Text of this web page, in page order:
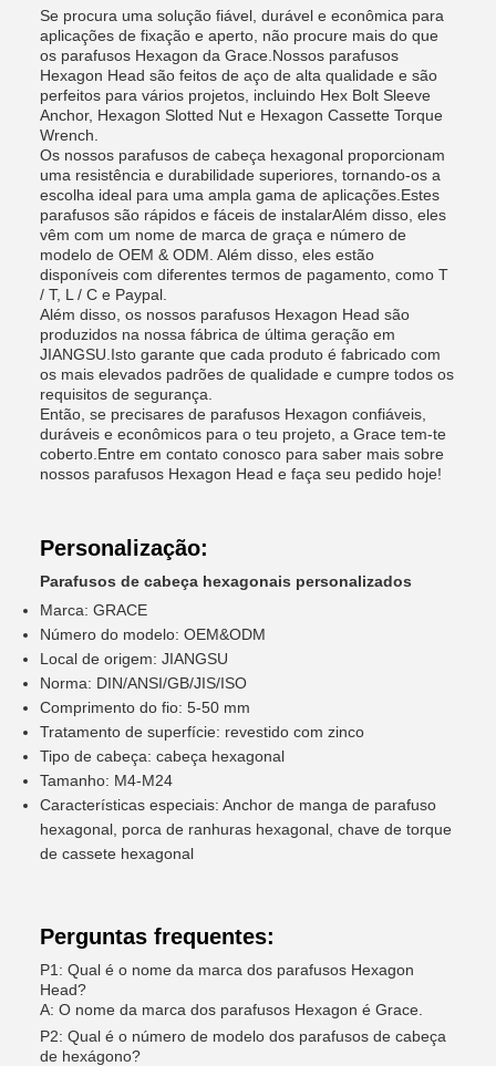
Se procura uma solução fiável, durável e econômica para
aplicações de fixação e aperto, não procure mais do que
os parafusos Hexagon da Grace.Nossos parafusos
Hexagon Head são feitos de aço de alta qualidade e são
perfeitos para vários projetos, incluindo Hex Bolt Sleeve
Anchor, Hexagon Slotted Nut e Hexagon Cassette Torque
Wrench.
Os nossos parafusos de cabeça hexagonal proporcionam
uma resistência e durabilidade superiores, tornando-os a
escolha ideal para uma ampla gama de aplicações.Estes
parafusos são rápidos e fáceis de instalarAlém disso, eles
vêm com um nome de marca de graça e número de
modelo de OEM & ODM. Além disso, eles estão
disponíveis com diferentes termos de pagamento, como T
/ T, L / C e Paypal.
Além disso, os nossos parafusos Hexagon Head são
produzidos na nossa fábrica de última geração em
JIANGSU.Isto garante que cada produto é fabricado com
os mais elevados padrões de qualidade e cumpre todos os
requisitos de segurança.
Então, se precisares de parafusos Hexagon confiáveis,
duráveis e econômicos para o teu projeto, a Grace tem-te
coberto.Entre em contato conosco para saber mais sobre
nossos parafusos Hexagon Head e faça seu pedido hoje!
Personalização:
Parafusos de cabeça hexagonais personalizados
Marca: GRACE
Número do modelo: OEM&ODM
Local de origem: JIANGSU
Norma: DIN/ANSI/GB/JIS/ISO
Comprimento do fio: 5-50 mm
Tratamento de superfície: revestido com zinco
Tipo de cabeça: cabeça hexagonal
Tamanho: M4-M24
Características especiais: Anchor de manga de parafuso
hexagonal, porca de ranhuras hexagonal, chave de torque
de cassete hexagonal
Perguntas frequentes:
P1: Qual é o nome da marca dos parafusos Hexagon
Head?
A: O nome da marca dos parafusos Hexagon é Grace.
P2: Qual é o número de modelo dos parafusos de cabeça
de hexágono?